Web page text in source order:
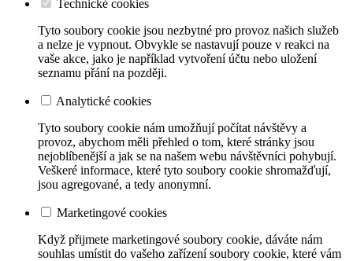
Technické cookies
Tyto soubory cookie jsou nezbytné pro provoz našich služeb
a nelze je vypnout. Obvykle se nastavují pouze v reakci na
vaše akce, jako je například vytvoření účtu nebo uložení
seznamu přání na později.
Analytické cookies
Tyto soubory cookie nám umožňují počítat návštěvy a
provoz, abychom měli přehled o tom, které stránky jsou
nejoblíbenější a jak se na našem webu návštěvníci pohybují.
Veškeré informace, které tyto soubory cookie shromažďují,
jsou agregované, a tedy anonymní.
Marketingové cookies
Když přijmete marketingové soubory cookie, dáváte nám
souhlas umístit do vašeho zařízení soubory cookie, které vám